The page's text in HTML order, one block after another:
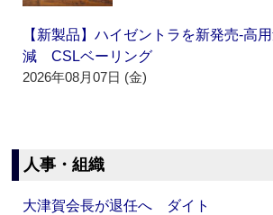
【新製品】ハイゼントラを新発売‐高
減 CSLベーリング
2026年08月07日 (金)
人事・組織
大津賀会長が退任へ ダイト